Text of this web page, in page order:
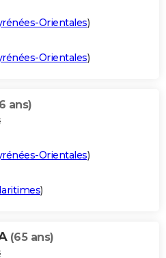
Orientales)
Orientales)
ans)
Orientales)
)
(65 ans)